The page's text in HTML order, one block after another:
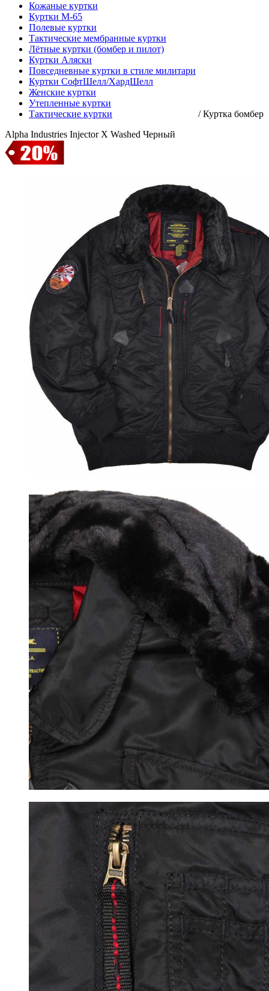
Кожаные куртки
Куртки М-65
Полевые куртки
Тактические мембранные куртки
Лётные куртки (бомбер и пилот)
Куртки Аляски
Повседневные куртки в стиле милитари
Куртки СофтШелл/ХардШелл
Женские куртки
Утепленные куртки
Тактические куртки
/Куртка бомбер
Alpha Industries Injector X Washed Черный